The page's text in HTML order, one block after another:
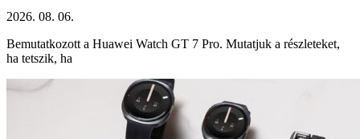
2026. 08. 06.
Bemutatkozott a Huawei Watch GT 7 Pro. Mutatjuk a részleteket,
ha tetszik, ha